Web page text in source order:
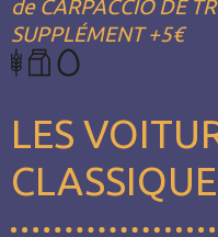
de CARPACCIO DE
SUPPLÉMENT +5€
LES